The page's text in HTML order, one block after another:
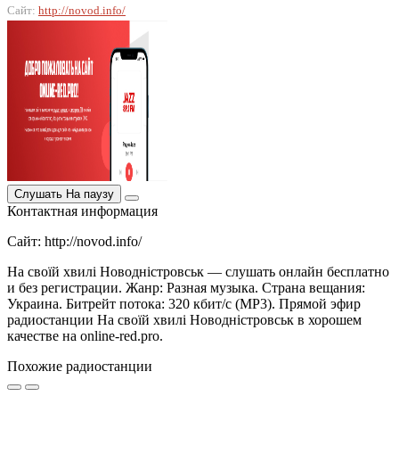
Сайт: http://novod.info/
Слушать На паузу
Контактная информация
Сайт: http://novod.info/
На своїй хвилі Новодністровськ — слушать онлайн бесплатно
и без регистрации. Жанр: Разная музыка. Страна вещания:
Украина. Битрейт потока: 320 кбит/с (MP3). Прямой эфир
радиостанции На своїй хвилі Новодністровськ в хорошем
качестве на online-red.pro.
Похожие радиостанции